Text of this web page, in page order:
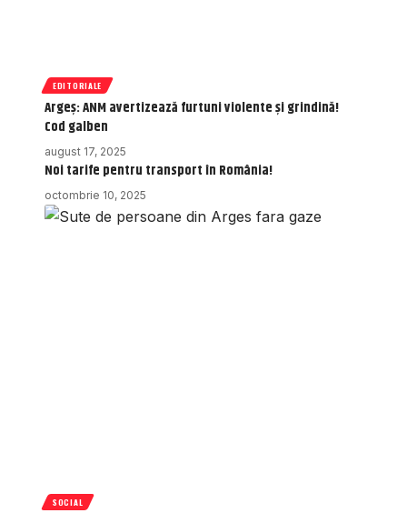
EDITORIALE
Argeș: ANM avertizează furtuni violente și grindină!
Cod galben
august 17, 2025
Noi tarife pentru transport în România!
octombrie 10, 2025
SOCIAL